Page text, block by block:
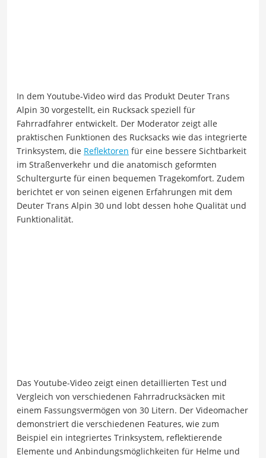
In dem Youtube-Video wird das Produkt Deuter Trans
Alpin 30 vorgestellt, ein Rucksack speziell für
Fahrradfahrer entwickelt. Der Moderator zeigt alle
praktischen Funktionen des Rucksacks wie das integrierte
Trinksystem, die Reflektoren für eine bessere Sichtbarkeit
im Straßenverkehr und die anatomisch geformten
Schultergurte für einen bequemen Tragekomfort. Zudem
berichtet er von seinen eigenen Erfahrungen mit dem
Deuter Trans Alpin 30 und lobt dessen hohe Qualität und
Funktionalität.
Das Youtube-Video zeigt einen detaillierten Test und
Vergleich von verschiedenen Fahrradrucksäcken mit
einem Fassungsvermögen von 30 Litern. Der Videomacher
demonstriert die verschiedenen Features, wie zum
Beispiel ein integriertes Trinksystem, reflektierende
Elemente und Anbindungsmöglichkeiten für Helme und